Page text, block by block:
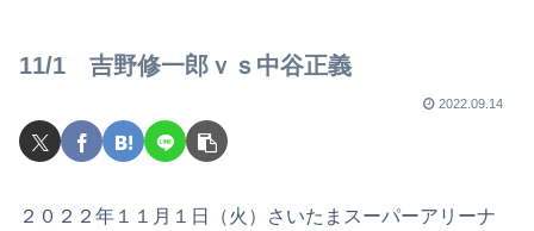
11/1 吉野修一郎ｖｓ中谷正義
2022.09.14
２０２２年１１月１日（火）さいたまスーパーアリーナ